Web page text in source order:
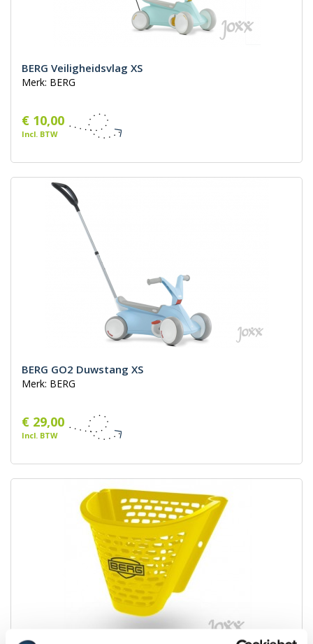
BERG Veiligheidsvlag XS
Merk: BERG
€ 10,00
Incl. BTW
BERG GO2 Duwstang XS
Merk: BERG
€ 29,00
Incl. BTW